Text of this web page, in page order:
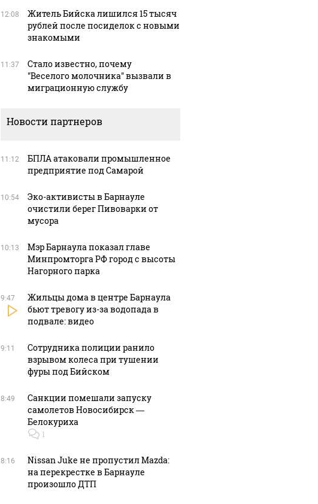
12:08
Житель Бийска лишился 15 тысяч
рублей после посиделок с новыми
знакомыми
11:37
Стало известно, почему
"Веселого молочника" вызвали в
миграционную службу
Новости партнеров
11:12
БПЛА атаковали промышленное
предприятие под Самарой
10:54
Эко-активисты в Барнауле
очистили берег Пивоварки от
мусора
10:13
Мэр Барнаула показал главе
Минпромторга РФ город с высоты
Нагорного парка
9:47
Жильцы дома в центре Барнаула
бьют тревогу из-за водопада в
подвале: видео
9:11
Сотрудника полиции ранило
взрывом колеса при тушении
фуры под Бийском
8:49
Санкции помешали запуску
самолетов Новосибирск —
Белокуриха
1
8:16
Nissan Juke не пропустил Mazda:
на перекрестке в Барнауле
произошло ДТП